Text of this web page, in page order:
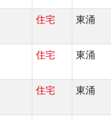
住宅 東涌
住宅 東涌
住宅 東涌